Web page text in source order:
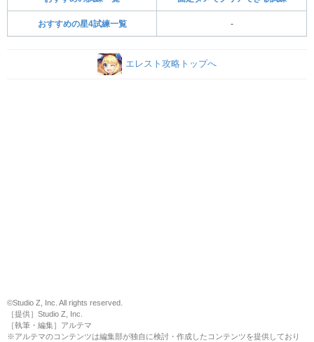
おすすめの星4試練一覧 -
エレスト攻略トップへ
©Studio Z, Inc. All rights reserved.
［提供］Studio Z, Inc.
［執筆・編集］アルテマ
※アルテマのコンテンツは編集部が独自に検討・作成したコンテンツを提供しており